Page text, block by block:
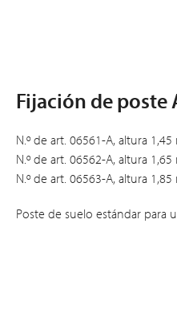
Fijación de poste
N.º de art. 06561-A, altura 1,45
N.º de art. 06562-A, altura 1,65
N.º de art. 06563-A, altura 1,85
Poste de suelo estándar para